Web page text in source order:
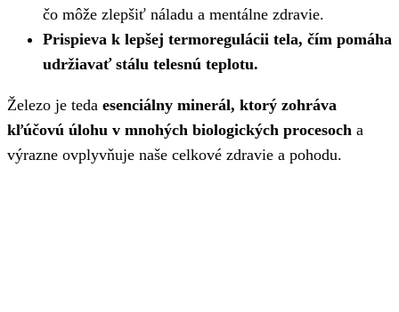
čo môže zlepšiť náladu a mentálne zdravie.
Prispieva k lepšej termoregulácii tela, čím pomáha
udržiavať stálu telesnú teplotu.
Železo je teda esenciálny minerál, ktorý zohráva
kľúčovú úlohu v mnohých biologických procesoch a
výrazne ovplyvňuje naše celkové zdravie a pohodu.